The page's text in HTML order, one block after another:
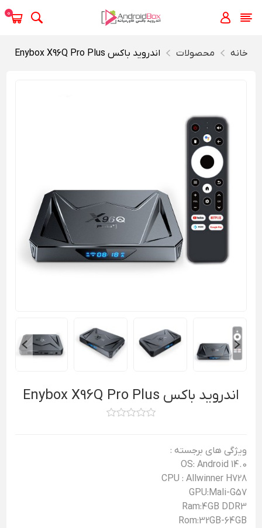
0
خانه محصولات اندروید باکس Enybox X96Q Pro Plus
اندروید باکس Enybox X96Q Pro Plus
ویژگی های برجسته :
OS: Android 14.0
CPU : Allwinner H728
GPU:Mali-G57
Ram:4GB DDR3
Rom:32GB-64GB